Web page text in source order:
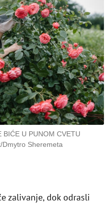
BIĆE U PUNOM CVETU
Dmytro Sheremeta
zalivanje, dok odrasli